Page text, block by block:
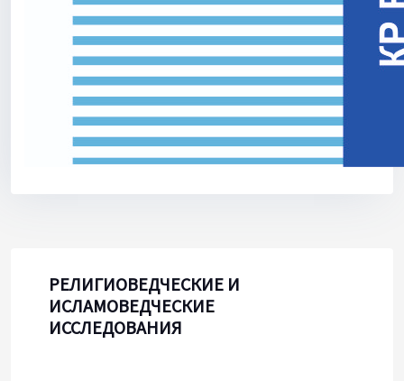
РЕЛИГИОВЕДЧЕСКИЕ И
ИСЛАМОВЕДЧЕСКИЕ
ИССЛЕДОВАНИЯ